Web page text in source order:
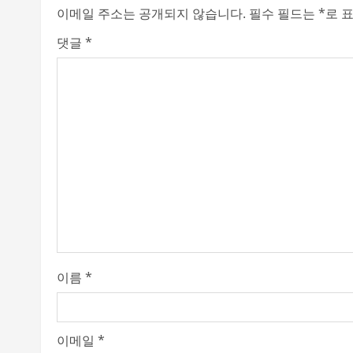
u
e
n
g
이메일 주소는 공개되지 않습니다. 필수 필드는 *로
댓글 *
이름 *
이메일 *